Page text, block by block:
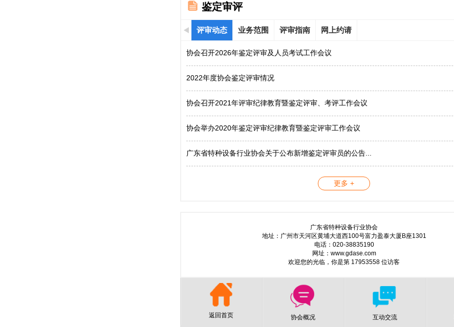
鉴定审评
评审动态 业务范围 评审指南 网上约请
协会召开2026年鉴定评审及人员考试工作会议
2022年度协会鉴定评审情况
协会召开2021年评审纪律教育暨鉴定评审、考评工作会议
协会举办2020年鉴定评审纪律教育暨鉴定评审工作会议
广东省特种设备行业协会关于公布新增鉴定评审员的公告...
更多 +
广东省特种设备行业协会
地址：广州市天河区黄埔大道西100号富力盈泰大厦B座1301
电话：020-38835190
网址：www.gdase.com
欢迎您的光临，你是第 17953558 位访客
返回首页 协会概况 互动交流